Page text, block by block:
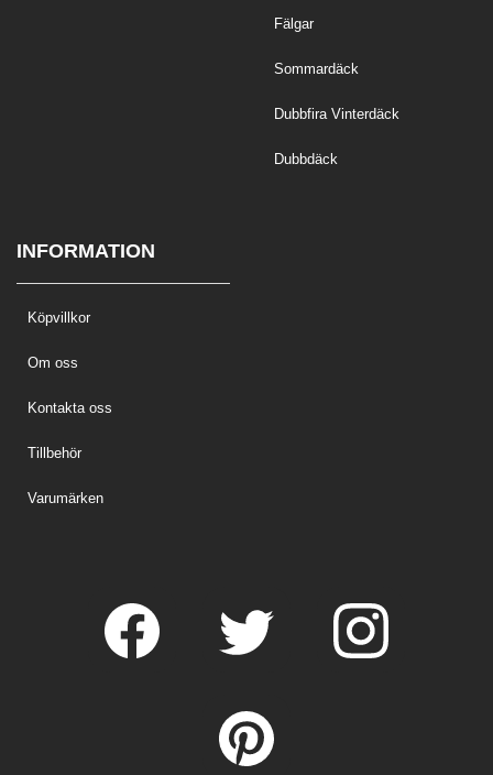
Fälgar
Sommardäck
Dubbfira Vinterdäck
Dubbdäck
INFORMATION
Köpvillkor
Om oss
Kontakta oss
Tillbehör
Varumärken